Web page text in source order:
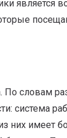
является
словам
система
них имеет